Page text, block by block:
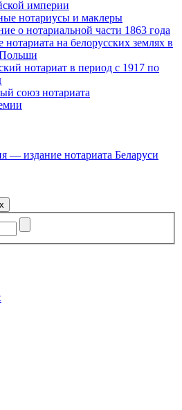
империи
нотариусы и маклеры
о нотариальной части 1863 года
нотариата на белорусских землях в
Польши
нотариат в период с 1917 по
союз нотариата
— издание нотариата Беларуси